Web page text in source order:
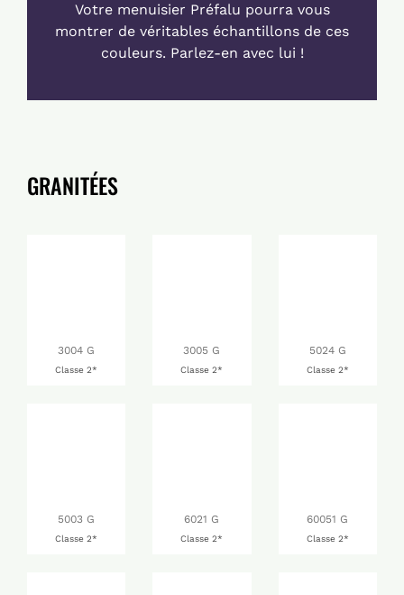
Votre menuisier Préfalu pourra vous
montrer de véritables échantillons de ces
couleurs. Parlez-en avec lui !
GRANITÉES
3004 G
Classe 2*
3005 G
Classe 2*
5024 G
Classe 2*
5003 G
Classe 2*
6021 G
Classe 2*
60051 G
Classe 2*